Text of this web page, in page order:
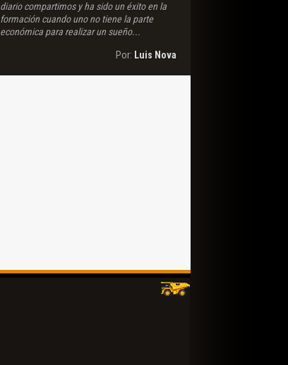
diario compartimos y ha sido un éxito en la
formación cuando uno no tiene la parte
económica para realizar un sueño...
Por: Luis Nova